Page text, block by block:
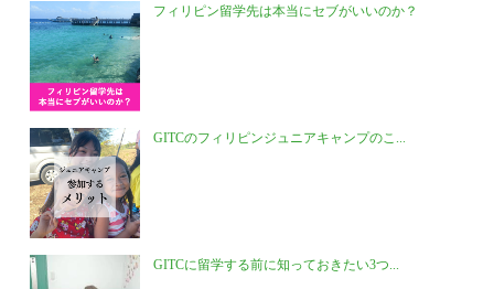
フィリピン留学先は本当にセブがいいのか？
GITCのフィリピンジュニアキャンプのこ...
GITCに留学する前に知っておきたい3つ...